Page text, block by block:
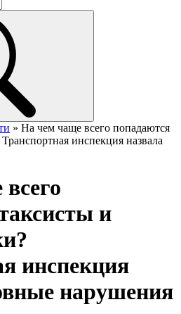
» На чем чаще всего попадаются
инспекция назвала
и
инспекция
нарушения